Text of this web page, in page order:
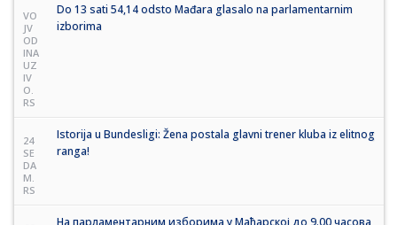
VO
JV
OD
INA
UZ
IV
O.
RS
Do 13 sati 54,14 odsto Mađara glasalo na parlamentarnim
izborima
24
SE
DA
M.
RS
Istorija u Bundesligi: Žena postala glavni trener kluba iz elitnog
ranga!
На парламентарним изборима у Мађарској до 9.00 часова